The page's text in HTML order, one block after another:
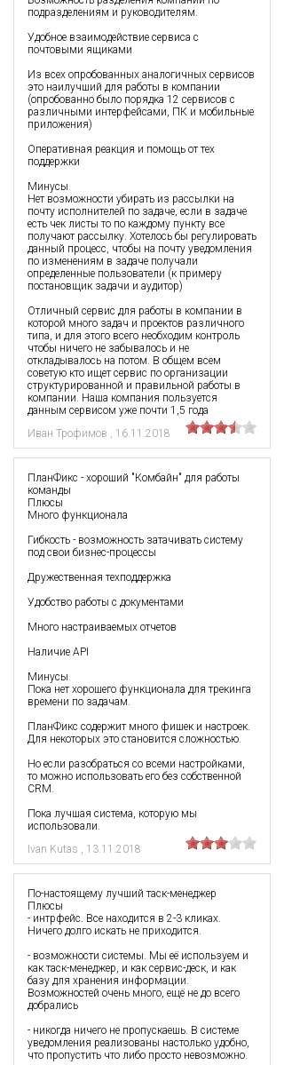
Иван Трофимов , 16.11.2018
подразделениям и руководителям.
Удобное взаимодействие сервиса с
почтовыми ящиками
Из всех опробованных аналогичных сервисов
это наилучший для работы в компании
(опробованно было порядка 12 сервисов с
различными интерфейсами, ПК и мобильные
приложения)
Оперативная реакция и помощь от тех
поддержки
Минусы
Нет возможности убирать из рассылки на
почту исполнителей по задаче, если в задаче
есть чек листы то по каждому пункту все
получают рассылку. Хотелось бы регулировать
данный процесс, чтобы на почту уведомления
по изменениям в задаче получали
определенные пользователи (к примеру
постановщик задачи и аудитор)
Отличный сервис для работы в компании в
которой много задач и проектов различного
типа, и для этого всего необходим контроль
чтобы ничего не забывалось и не
откладывалось на потом. В общем всем
советую кто ищет сервис по организации
структурированной и правильной работы в
компании. Наша компания пользуется
данным сервисом уже почти 1,5 года
Ivan Kutas , 13.11.2018
ПланФикс - хороший "Комбайн" для работы
команды
Плюсы
Много функционала
Гибкость - возможность затачивать систему
под свои бизнес-процессы
Дружественная техподдержка
Удобство работы с документами
Много настраиваемых отчетов
Наличие API
Минусы
Пока нет хорошего функционала для трекинга
времени по задачам.
ПланФикс содержит много фишек и настроек.
Для некоторых это становится сложностью.
Но если разобраться со всеми настройками,
то можно использовать его без собственной
CRM.
Пока лучшая система, которую мы
использовали.
По-настоящему лучший таск-менеджер
Плюсы
- интрфейс. Все находится в 2-3 кликах.
Ничего долго искать не приходится.
- возможности системы. Мы её используем и
как таск-менеджер, и как сервис-деск, и как
базу для хранения информации.
Возможностей очень много, ещё не до всего
добрались
- никогда ничего не пропускаешь. В системе
уведомления реализованы настолько удобно,
что пропустить что либо просто невозможно.